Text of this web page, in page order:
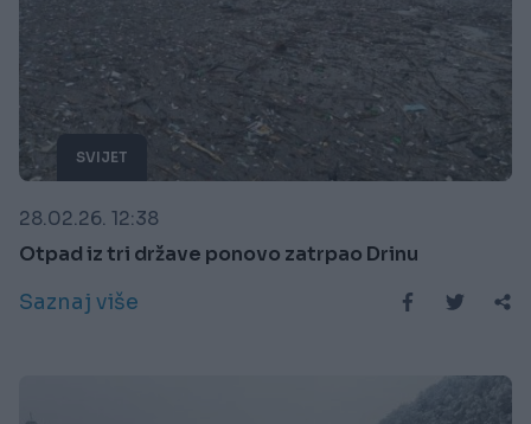
SVIJET
28.02.26. 12:38
Otpad iz tri države ponovo zatrpao Drinu
Saznaj više